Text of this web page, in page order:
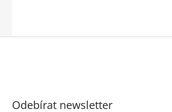
Odebírat newsletter